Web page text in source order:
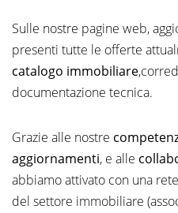
Sulle nostre pagine web,
presenti tutte le offerte
catalogo immobiliare
documentazione tecnica.
Grazie alle nostre
aggiornamenti, e alle
abbiamo attivato con una
del settore immobiliare